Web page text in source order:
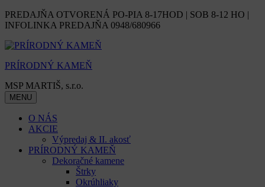
Skip
to
PREDAJŇA OTVORENÁ PO-PIA 8-17HOD | SOB 8-12 HO |
INFOLINKA PREDAJŇA 0948/680966
PRÍRODNÝ KAMEŇ
MSP MARTIŠ, s.r.o.
MENU
O NÁS
AKCIE
Výpredaj & II. akosť
PRÍRODNÝ KAMEŇ
Dekoračné kamene
Štrky
Okrúhliaky